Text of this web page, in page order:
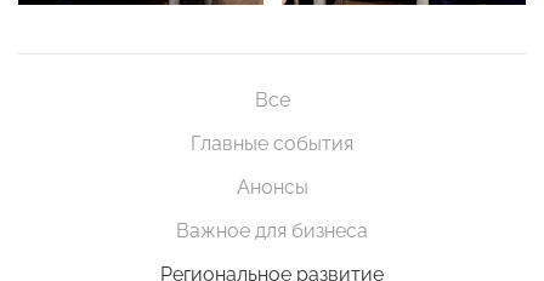
Все
Главные события
Анонсы
Важное для бизнеса
Региональное развитие